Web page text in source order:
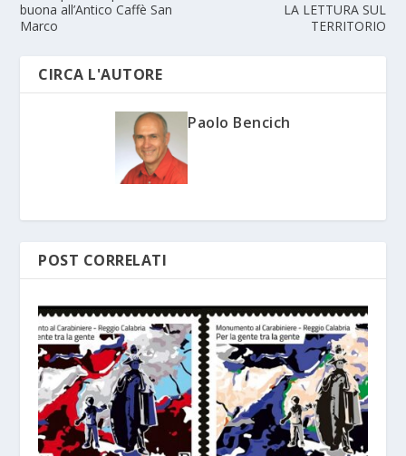
buona all’Antico Caffè San
Marco
LA LETTURA SUL
TERRITORIO
CIRCA L'AUTORE
Paolo Bencich
POST CORRELATI